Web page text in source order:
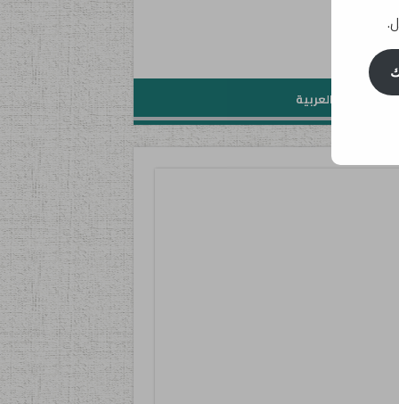
تعليم اللغة العربية